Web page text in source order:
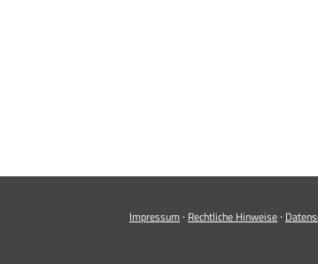
Impressum · Rechtliche Hinweise ·